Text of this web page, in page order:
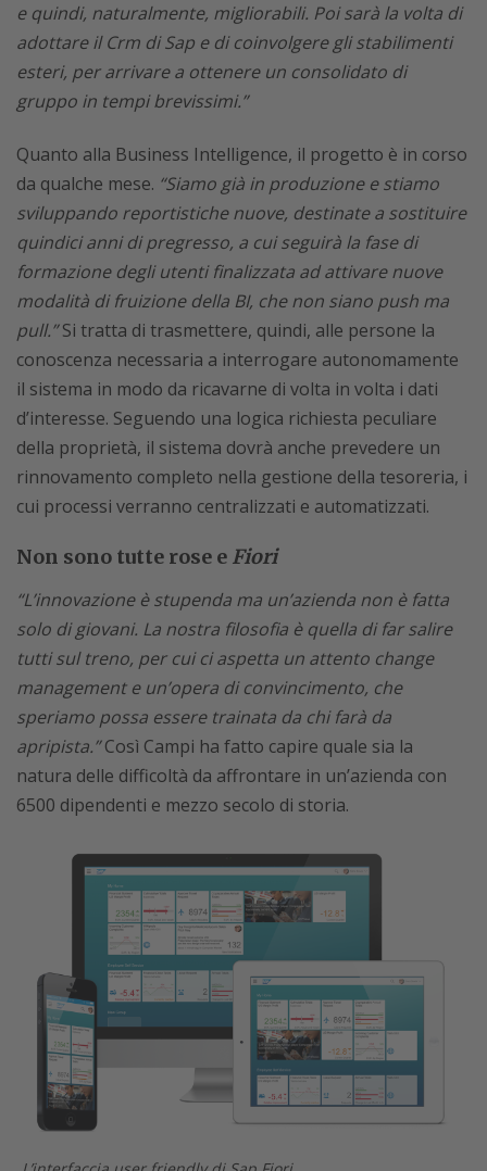
e quindi, naturalmente, migliorabili. Poi sarà la volta di
adottare il Crm di Sap e di coinvolgere gli stabilimenti
esteri, per arrivare a ottenere un consolidato di
gruppo in tempi brevissimi.”
Quanto alla Business Intelligence, il progetto è in corso
da qualche mese. “Siamo già in produzione e stiamo
sviluppando reportistiche nuove, destinate a sostituire
quindici anni di pregresso, a cui seguirà la fase di
formazione degli utenti finalizzata ad attivare nuove
modalità di fruizione della BI, che non siano push ma
pull.”Si tratta di trasmettere, quindi, alle persone la
conoscenza necessaria a interrogare autonomamente
il sistema in modo da ricavarne di volta in volta i dati
d’interesse. Seguendo una logica richiesta peculiare
della proprietà, il sistema dovrà anche prevedere un
rinnovamento completo nella gestione della tesoreria, i
cui processi verranno centralizzati e automatizzati.
Non sono tutte rose e Fiori
“L’innovazione è stupenda ma un’azienda non è fatta
solo di giovani. La nostra filosofia è quella di far salire
tutti sul treno, per cui ci aspetta un attento change
management e un’opera di convincimento, che
speriamo possa essere trainata da chi farà da
apripista.”Così Campi ha fatto capire quale sia la
natura delle difficoltà da affrontare in un’azienda con
6500 dipendenti e mezzo secolo di storia.